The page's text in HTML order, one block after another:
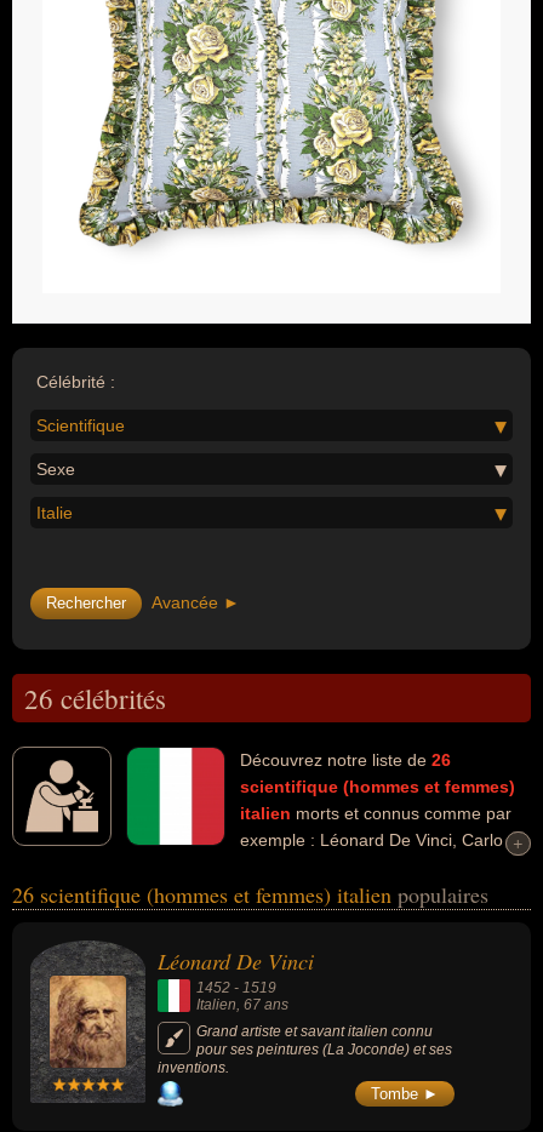
Célébrité :
Scientifique
Sexe
Italie
Avancée ►
26 célébrités
Découvrez notre liste de 26
scientifique (hommes et femmes)
italien morts et connus comme par
exemple : Léonard De Vinci, Carlo
Francesco Alberoni, Alessandro Volta, Camillo Golgi, Tommaso
dans les domaines de l'architecture, de l'art, de l'histoire, de
l'invention, de la peinture, de la science, de la sculpture, de
l'enseignement, de l'histoire de l'art, de la littérature, de la santé, du
journalisme, de la sociologie ou de la politique. Ces célébrités
peuvent également avoir été architecte, artiste, ingénieur, peintre,
philosophe, sculpteur, auteur d'ouvrages historiques, écrivain,
enseignant, historien, historien de l'art, professeur d'histoire,
+
+
26 scientifique (hommes et femmes) italien populaires
Léonard De Vinci
1452 - 1519
Italien, 67 ans
Grand artiste et savant italien connu
pour ses peintures (La Joconde) et ses
inventions.
Tombe ►